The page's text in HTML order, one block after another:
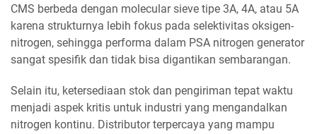
CMS berbeda dengan molecular sieve tipe 3A, 4A, atau 5A
karena strukturnya lebih fokus pada selektivitas oksigen-
nitrogen, sehingga performa dalam PSA nitrogen generator
sangat spesifik dan tidak bisa digantikan sembarangan.
Selain itu, ketersediaan stok dan pengiriman tepat waktu
menjadi aspek kritis untuk industri yang mengandalkan
nitrogen kontinu. Distributor terpercaya yang mampu